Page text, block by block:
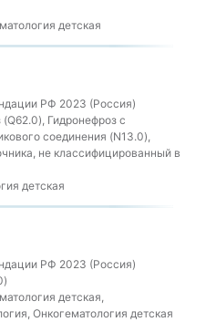
детская
РФ 2023 (Россия)
Гидронефроз с
соединения (N13.0),
не классифицированный в
детская
РФ 2023 (Россия)
детская,
Онкогематология детская